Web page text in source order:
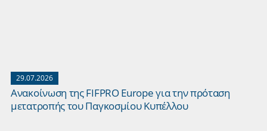
29.07.2026
Ανακοίνωση της FIFPRO Europe για την πρόταση
μετατροπής του Παγκοσμίου Κυπέλλου